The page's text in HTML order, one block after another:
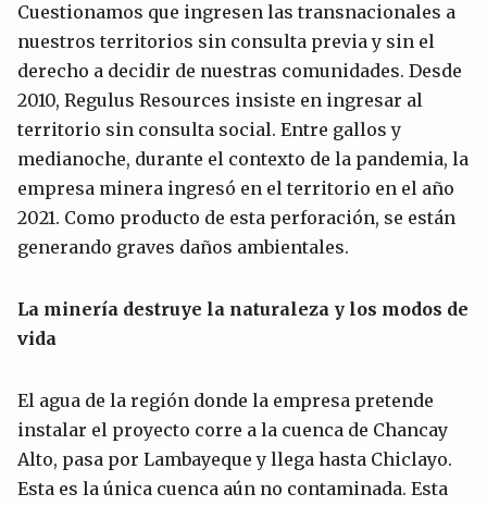
Cuestionamos que ingresen las transnacionales a
nuestros territorios sin consulta previa y sin el
derecho a decidir de nuestras comunidades. Desde
2010, Regulus Resources insiste en ingresar al
territorio sin consulta social. Entre gallos y
medianoche, durante el contexto de la pandemia, la
empresa minera ingresó en el territorio en el año
2021. Como producto de esta perforación, se están
generando graves daños ambientales.
La minería destruye la naturaleza y los modos de
vida
El agua de la región donde la empresa pretende
instalar el proyecto corre a la cuenca de Chancay
Alto, pasa por Lambayeque y llega hasta Chiclayo.
Esta es la única cuenca aún no contaminada. Esta